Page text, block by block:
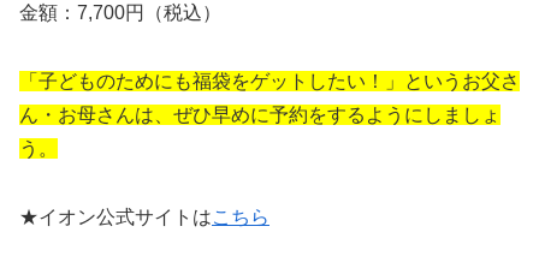
金額：7,700円（税込）
「子どものためにも福袋をゲットしたい！」というお父さ
ん・お母さんは、ぜひ早めに予約をするようにしましょ
う。
★イオン公式サイトはこちら